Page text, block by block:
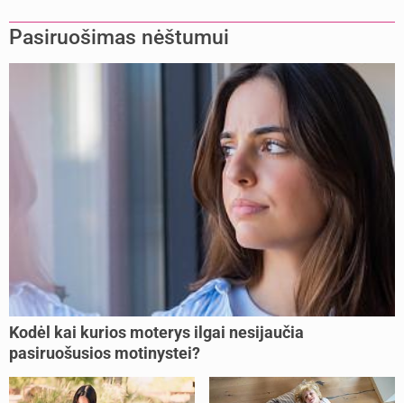
Pasiruošimas nėštumui
Kodėl kai kurios moterys ilgai nesijaučia
pasiruošusios motinystei?